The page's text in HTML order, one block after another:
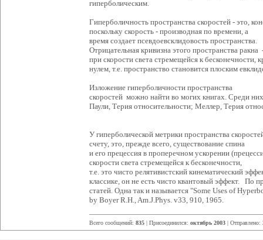
гиперболическим.
Гиперболичность пространства скоростей - это,
поскольку скорость - производная по времени, а
время создает псевдоевсклидовость пространства.
Отрицательная кривизна этого пространства ракна
при скорости света стремещейся к бесконечности,
нулем, т.е. пространство становится плоским
Изложение гиперболичности пространства
скоростей можно найти во могих книгах. Среди
Паули, Терия относительности; Меллер, Терия
У гиперболической метрики пространства
счету, это, прежде всего, существование спина
и его прецессия в проперечном ускорении
скорости света стремещейся к бесконечности,
т.е. это чисто релятивистский кинематический
классике, он не есть чисто квантовый эффект. По
статей. Одна так и называется "Some Uses of
by Boyer R.H., Am.J.Phys. v33, 910, 1965.
Всего сообщений: 835 | Присоединился: октябрь 2003 | Отправлено: